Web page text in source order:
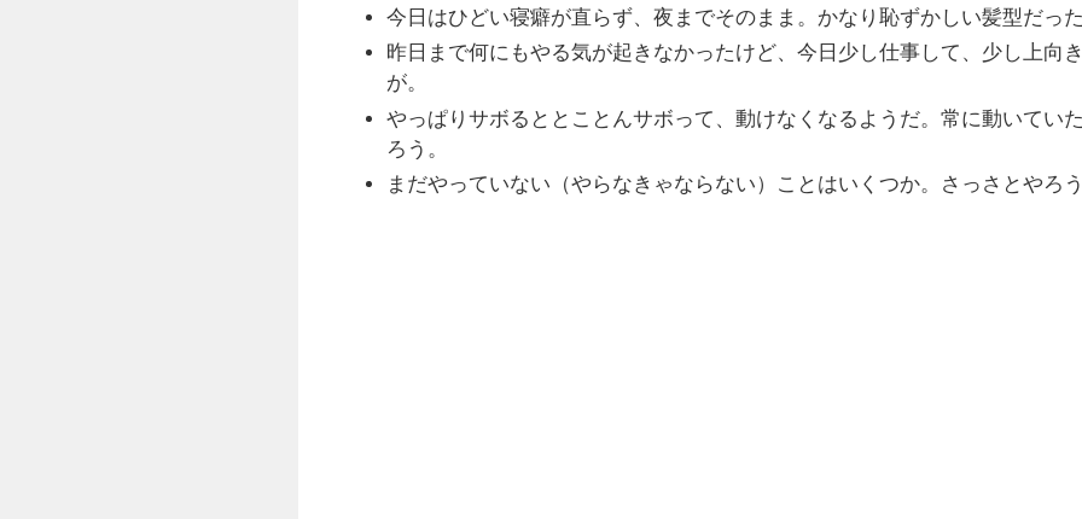
今日はひどい寝癖が直らず、夜までそのまま。かなり恥ずかしい髪型だっ
昨日まで何にもやる気が起きなかったけど、今日少し仕事して、少し上向
が。
やっぱりサボるととことんサボって、動けなくなるようだ。常に動いてい
ろう。
まだやっていない（やらなきゃならない）ことはいくつか。さっさとやろ